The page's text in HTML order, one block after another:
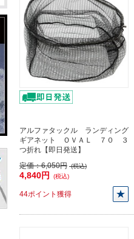
アルファタックル ランディング
ギアネット ＯＶＡＬ ７０ ３
つ折れ【即日発送】
定価：6,050円 (税込)
4,840円 (税込)
44ポイント獲得